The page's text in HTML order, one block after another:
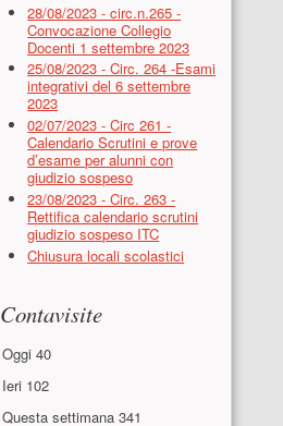
28/08/2023 - circ.n.265 -
Convocazione Collegio
Docenti 1 settembre 2023
25/08/2023 - Circ. 264 -Esami
integrativi del 6 settembre
2023
02/07/2023 - Circ 261 -
Calendario Scrutini e prove
d’esame per alunni con
giudizio sospeso
23/08/2023 - Circ. 263 -
Rettifica calendario scrutini
giudizio sospeso ITC
Chiusura locali scolastici
Contavisite
Oggi 40
Ieri 102
Questa settimana 341